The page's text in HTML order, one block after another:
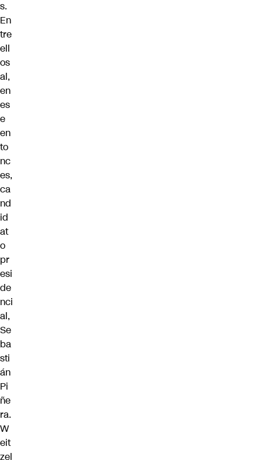
s.
En
tre
ell
os
al,
en
es
e
en
to
nc
es,
ca
nd
id
at
o
pr
esi
de
nci
al,
Se
ba
sti
án
Pi
ñe
ra.
W
eit
zel